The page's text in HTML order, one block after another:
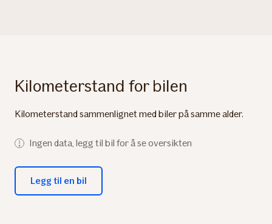
Kilometerstand for bilen
Kilometerstand sammenlignet med biler på samme alder.
Ingen data, legg til bil for å se oversikten
Legg til en bil